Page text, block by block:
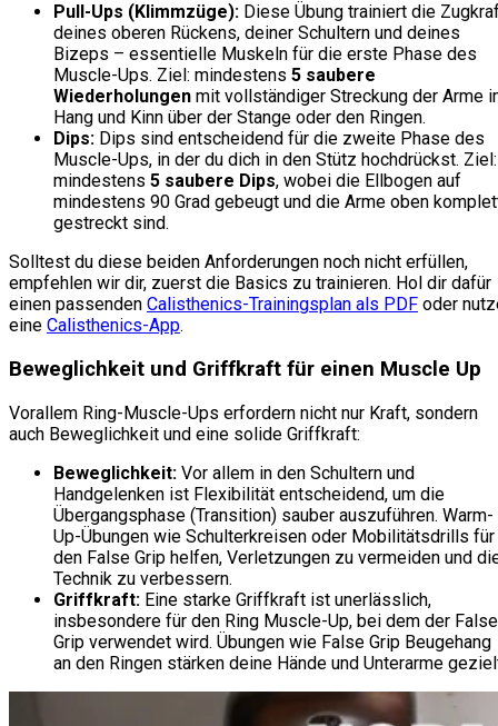
Pull-Ups (Klimmzüge): Diese Übung trainiert die
deines oberen Rückens, deiner Schultern und deines
Bizeps – essentielle Muskeln für die erste Phase des
Muscle-Ups. Ziel: mindestens 5 saubere
Wiederholungen mit vollständiger Streckung der Arme
Hang und Kinn über der Stange oder den Ringen.
Dips: Dips sind entscheidend für die zweite Phase des
Muscle-Ups, in der du dich in den Stütz hochdrückst. Ziel:
mindestens 5 saubere Dips, wobei die Ellbogen auf
mindestens 90 Grad gebeugt und die Arme oben
gestreckt sind.
Solltest du diese beiden Anforderungen noch nicht erfüllen,
empfehlen wir dir, zuerst die Basics zu trainieren. Hol dir dafür
einen passenden Calisthenics-Trainingsplan als PDF oder
eine Calisthenics-App.
Beweglichkeit und Griffkraft für einen Muscle Up
Vorallem Ring-Muscle-Ups erfordern nicht nur Kraft, sondern
auch Beweglichkeit und eine solide Griffkraft:
Beweglichkeit: Vor allem in den Schultern und
Handgelenken ist Flexibilität entscheidend, um die
Übergangsphase (Transition) sauber auszuführen. Warm-
Up-Übungen wie Schulterkreisen oder Mobilitätsdrills für
den False Grip helfen, Verletzungen zu vermeiden und
Technik zu verbessern.
Griffkraft: Eine starke Griffkraft ist unerlässlich,
insbesondere für den Ring Muscle-Up, bei dem der False
Grip verwendet wird. Übungen wie False Grip Beugehang
an den Ringen stärken deine Hände und Unterarme